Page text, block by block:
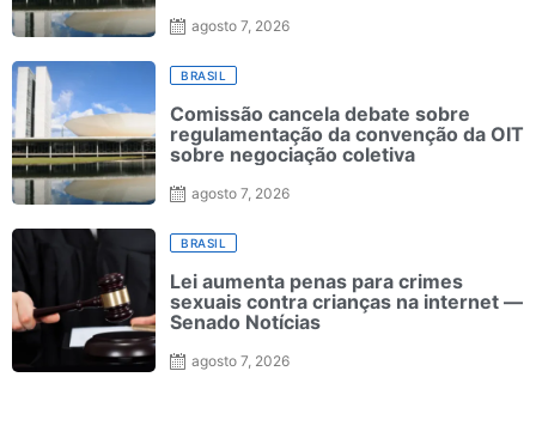
agosto 7, 2026
BRASIL
Comissão cancela debate sobre
regulamentação da convenção da OIT
sobre negociação coletiva
agosto 7, 2026
BRASIL
Lei aumenta penas para crimes
sexuais contra crianças na internet —
Senado Notícias
agosto 7, 2026